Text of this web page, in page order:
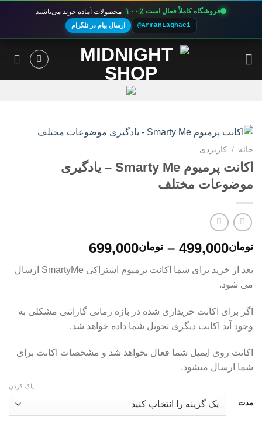
فروشگاه کاملاً فعال است ۱۰۰٪ محصولات آماده خرید می‌باشند
@ArmanLaghaei ارسال پیام در تلگرام
خانه / کاربردی
اکانت پرمیوم Smarty Me – یادگیری
موضوعات مختلف
تومان499,000
– تومان699,000محدوده
تومان499,000
تومان699,000
بعد از خرید برای شما اکانت پرمیوم اشتراکی SmartyMe ارسال
می شود.
اگر برای اکانت خریداری شده در بازه زمانی گارانتی مشکلی به
وجود آید اکانت دیگری تحویل شما داده خواهد شد.
اکانت روی ایمیل شما فعال نخواهد شد و مشخصات اکانت برای
شما ارسال میشود.
مدت
پاک کردن